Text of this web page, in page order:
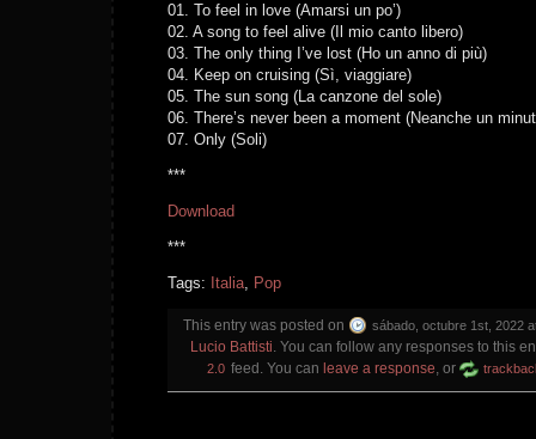
01. To feel in love (Amarsi un po’)
02. A song to feel alive (Il mio canto libero)
03. The only thing I’ve lost (Ho un anno di più)
04. Keep on cruising (Sì, viaggiare)
05. The sun song (La canzone del sole)
06. There’s never been a moment (Neanche un
07. Only (Soli)
***
Download
***
Tags: Italia, Pop
This entry was posted on sábado, octubre 1st, 2022
Lucio Battisti. You can follow any responses to this
2.0 feed. You can leave a response, or